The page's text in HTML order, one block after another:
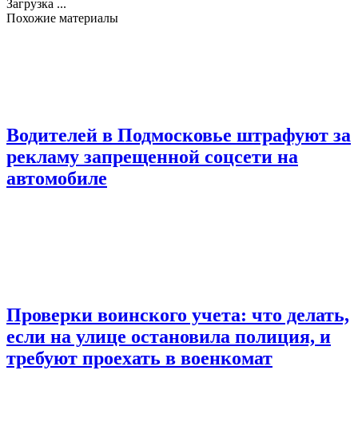
Загрузка ...
Похожие материалы
Водителей в Подмосковье штрафуют за
рекламу запрещенной соцсети на
автомобиле
Проверки воинского учета: что делать,
если на улице остановила полиция, и
требуют проехать в военкомат